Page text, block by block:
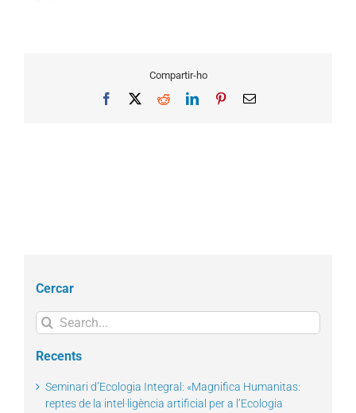
Compartir-ho
Facebook RedditLinkedInPinterestEmail
Cercar
Search
for:
Recents
Seminari d’Ecologia Integral: «Magnifica Humanitas:
reptes de la intel·ligència artificial per a l’Ecologia